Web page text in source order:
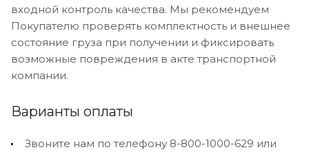
входной контроль качества. Мы рекомендуем
Покупателю проверять комплектность и внешнее
состояние груза при получении и фиксировать
возможные повреждения в акте транспортной
компании.
Варианты оплаты
Звоните нам по телефону 8-800-1000-629 или